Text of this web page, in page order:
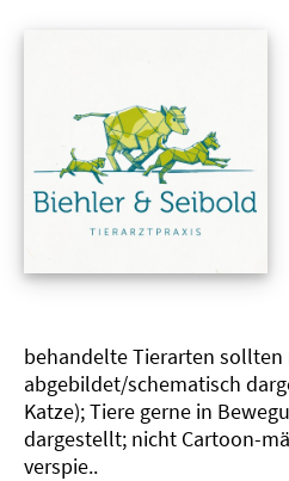
behandelte Tierarten
abgebildet/schematisch
Katze); Tiere gerne in
dargestellt; nicht Cartoon-
verspie..